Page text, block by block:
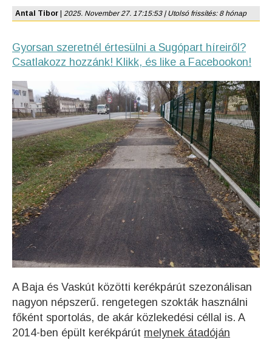
Antal Tibor 2025. November 27. 17:15:53 | Utolsó frissítés: 8 hónap
Gyorsan szeretnél értesülni a Sugópart híreiről?
Csatlakozz hozzánk! Klikk, és like a Facebookon!
A Baja és Vaskút közötti kerékpárút szezonálisan
nagyon népszerű. rengetegen szokták használni
főként sportolás, de akár közlekedési céllal is. A
2014-ben épült kerékpárút melynek átadóján